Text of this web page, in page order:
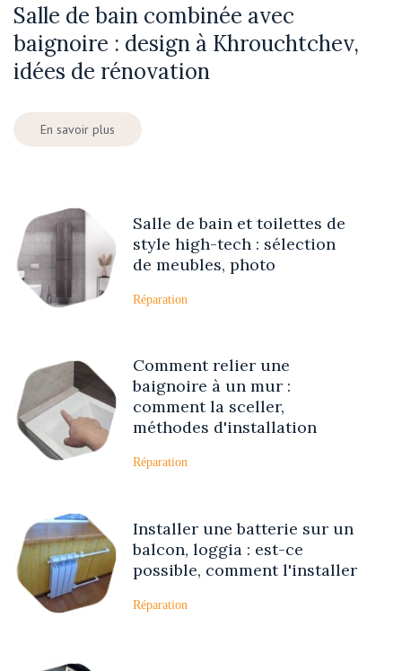
Salle de bain combinée avec
baignoire : design à Khrouchtchev,
idées de rénovation
En savoir plus
Salle de bain et toilettes de
style high-tech : sélection
de meubles, photo
Réparation
Comment relier une
baignoire à un mur :
comment la sceller,
méthodes d'installation
Réparation
Installer une batterie sur un
balcon, loggia : est-ce
possible, comment l'installer
Réparation